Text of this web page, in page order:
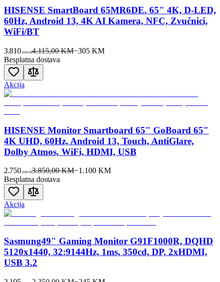
HISENSE SmartBoard 65MR6DE. 65" 4K, D-LED,
60Hz, Android 13, 4K AI Kamera, NFC, Zvučnici,
WiFi/BT
3.810 00KM4.115,00 KM−305KM
Besplatna dostava
Akcija
HISENSE Monitor Smartboard 65" GoBoard 65"
4K UHD, 60Hz, Android 13, Touch, AntiGlare,
Dolby Atmos, WiFi, HDMI, USB
2.750 00KM3.850,00 KM−1.100KM
Besplatna dostava
Akcija
Sasmung49" Gaming Monitor G91F1000R, DQHD
5120x1440, 32:9144Hz, 1ms, 350cd, DP, 2xHDMI,
USB 3.2